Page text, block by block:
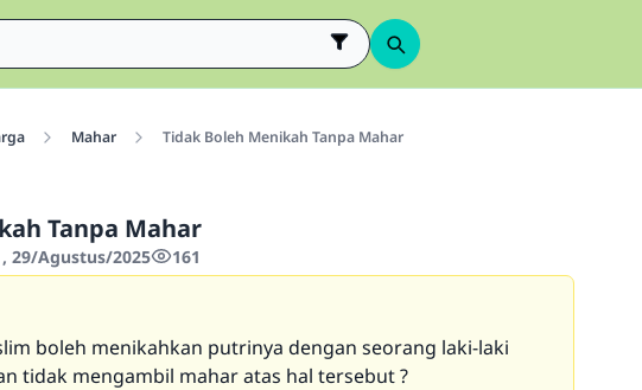
Mahar Tidak Boleh Menikah Tanpa Mahar
Tanpa Mahar
29/Agustus/2025 161
boleh menikahkan putrinya dengan seorang laki-laki
tidak mengambil mahar atas hal tersebut ?